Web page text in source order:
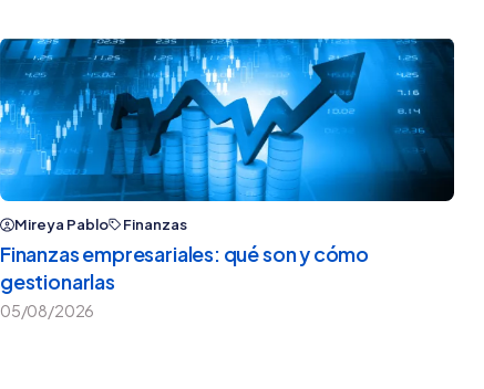
Mireya Pablo Finanzas
Finanzas empresariales: qué son y cómo
gestionarlas
05/08/2026